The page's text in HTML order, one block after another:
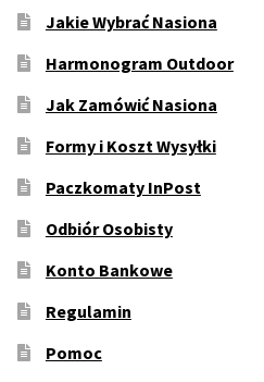
Jakie Wybrać Nasiona
Harmonogram Outdoor
Jak Zamówić Nasiona
Formy i Koszt Wysyłki
Paczkomaty InPost
Odbiór Osobisty
Konto Bankowe
Regulamin
Pomoc